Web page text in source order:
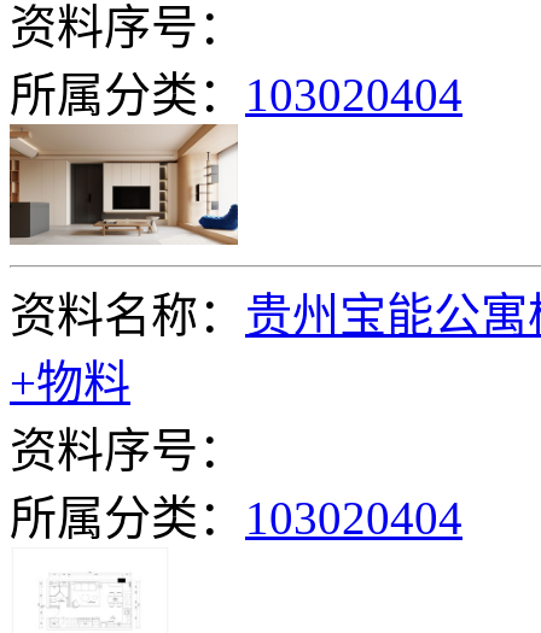
资料序号：
所属分类： 103020404
资料名称： 贵州宝能公
+物料
资料序号：
所属分类： 103020404